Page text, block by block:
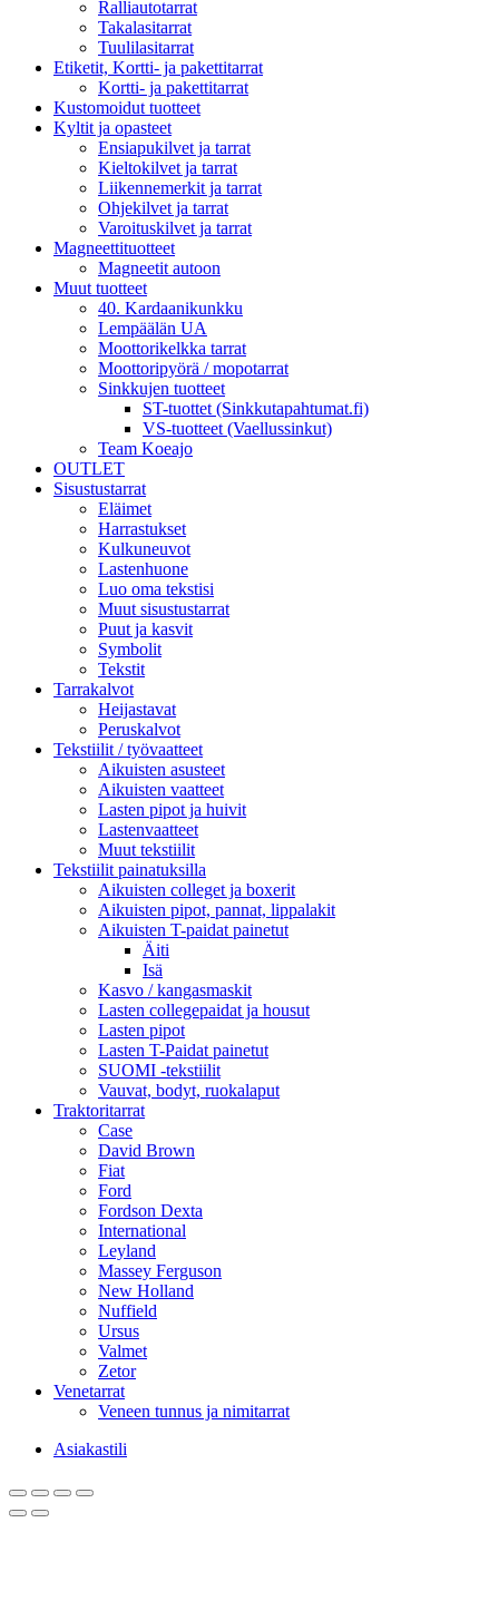
Ralliautotarrat
Takalasitarrat
Tuulilasitarrat
Etiketit, Kortti- ja pakettitarrat
Kortti- ja pakettitarrat
Kustomoidut tuotteet
Kyltit ja opasteet
Ensiapukilvet ja tarrat
Kieltokilvet ja tarrat
Liikennemerkit ja tarrat
Ohjekilvet ja tarrat
Varoituskilvet ja tarrat
Magneettituotteet
Magneetit autoon
Muut tuotteet
40. Kardaanikunkku
Lempäälän UA
Moottorikelkka tarrat
Moottoripyörä / mopotarrat
Sinkkujen tuotteet
ST-tuottet (Sinkkutapahtumat.fi)
VS-tuotteet (Vaellussinkut)
Team Koeajo
OUTLET
Sisustustarrat
Eläimet
Harrastukset
Kulkuneuvot
Lastenhuone
Luo oma tekstisi
Muut sisustustarrat
Puut ja kasvit
Symbolit
Tekstit
Tarrakalvot
Heijastavat
Peruskalvot
Tekstiilit / työvaatteet
Aikuisten asusteet
Aikuisten vaatteet
Lasten pipot ja huivit
Lastenvaatteet
Muut tekstiilit
Tekstiilit painatuksilla
Aikuisten colleget ja boxerit
Aikuisten pipot, pannat, lippalakit
Aikuisten T-paidat painetut
Äiti
Isä
Kasvo / kangasmaskit
Lasten collegepaidat ja housut
Lasten pipot
Lasten T-Paidat painetut
SUOMI -tekstiilit
Vauvat, bodyt, ruokalaput
Traktoritarrat
Case
David Brown
Fiat
Ford
Fordson Dexta
International
Leyland
Massey Ferguson
New Holland
Nuffield
Ursus
Valmet
Zetor
Venetarrat
Veneen tunnus ja nimitarrat
Asiakastili